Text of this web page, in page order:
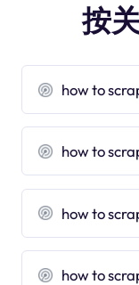
按
how to
how to
how to
how to